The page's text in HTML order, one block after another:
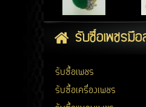
รับซื้อเพชรมือ
รับซื้อเพชร
รับซื้อเครื่องเพชร